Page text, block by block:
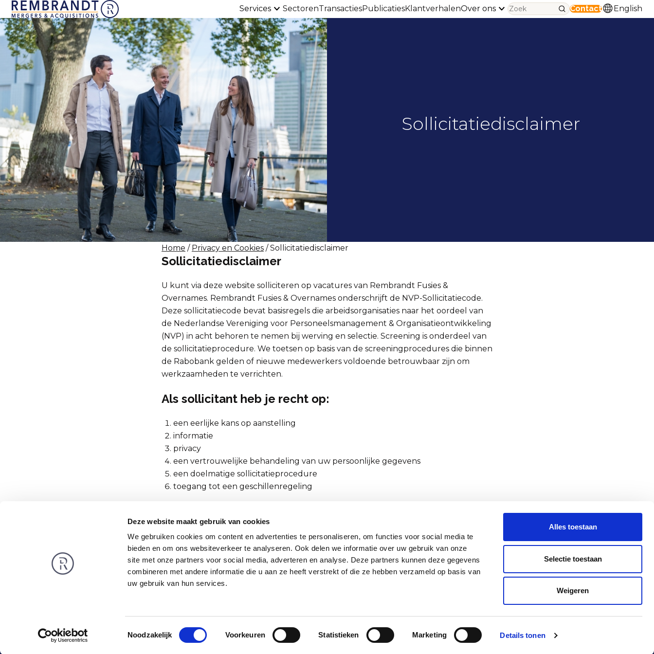
Deze website maakt gebruik van cookies
We gebruiken cookies om content en advertenties te personaliseren, om functies voor social media te
bieden en om ons websiteverkeer te analyseren. Ook delen we informatie over uw gebruik van onze
site met onze partners voor social media, adverteren en analyse. Deze partners kunnen deze gegevens
combineren met andere informatie die u aan ze heeft verstrekt of die ze hebben verzameld op basis van
uw gebruik van hun services.
Toestemmingsselectie
Noodzakelijk Voorkeuren Statistieken Marketing Details tonen
Alles toestaan
Selectie toestaan
Weigeren
Services SectorenTransactiesPublicatiesKlantverhalenOver ons Contact English
Sollicitatiedisclaimer
Home / Privacy en Cookies / Sollicitatiedisclaimer
Sollicitatiedisclaimer
U kunt via deze website solliciteren op vacatures van Rembrandt Fusies &
Overnames. Rembrandt Fusies & Overnames onderschrijft de NVP-Sollicitatiecode.
Deze sollicitatiecode bevat basisregels die arbeidsorganisaties naar het oordeel van
de Nederlandse Vereniging voor Personeelsmanagement & Organisatieontwikkeling
(NVP) in acht behoren te nemen bij werving en selectie. Screening is onderdeel van
de sollicitatieprocedure. We toetsen op basis van de screeningprocedures die binnen
de Rabobank gelden of nieuwe medewerkers voldoende betrouwbaar zijn om
werkzaamheden te verrichten.
Als sollicitant heb je recht op:
een eerlijke kans op aanstelling
informatie
privacy
een vertrouwelijke behandeling van uw persoonlijke gegevens
een doelmatige sollicitatieprocedure
toegang tot een geschillenregeling
weken bewaard. Behalve als we in overleg met u uw gegevens opnemen in
portefeuille, dan worden uw gegevens maximaal 1 jaar bewaard. Mocht u hier
bezwaar tegen hebben dan kunt u contact opnemen met de HR-manager Pauline
Terlouw viapauline.terlouw@rma.nl
Rembrandt
Nieuws
Locaties
Contact
info@rma.nl